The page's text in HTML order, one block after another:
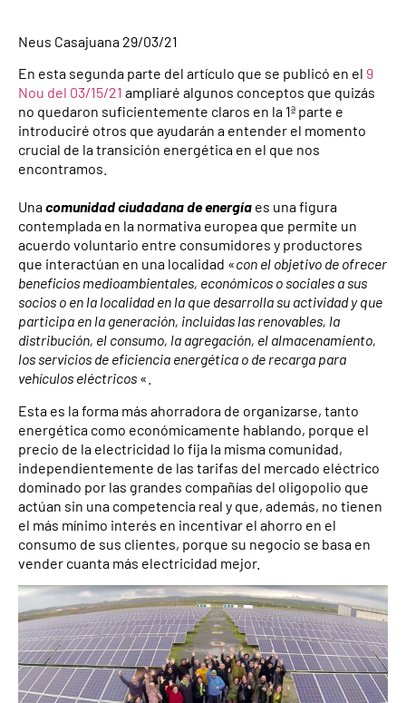
Neus Casajuana 29/03/21
En esta segunda parte del artículo que se publicó en el 9
Nou del 03/15/21 ampliaré algunos conceptos que quizás
no quedaron suficientemente claros en la 1ª parte e
introduciré otros que ayudarán a entender el momento
crucial de la transición energética en el que nos
encontramos.
Unacomunidad ciudadana de energía es una figura
contemplada en la normativa europea que permite un
acuerdo voluntario entre consumidores y productores
que interactúan en una localidad «con el objetivo de ofrecer
beneficios medioambientales, económicos o sociales a sus
socios o en la localidad en la que desarrolla su actividad y que
participa en la generación, incluidas las renovables, la
distribución, el consumo, la agregación, el almacenamiento,
los servicios de eficiencia energética o de recarga para
vehículos eléctricos «.
Esta es la forma más ahorradora de organizarse, tanto
energética como económicamente hablando, porque el
precio de la electricidad lo fija la misma comunidad,
independientemente de las tarifas del mercado eléctrico
dominado por las grandes compañías del oligopolio que
actúan sin una competencia real y que, además, no tienen
el más mínimo interés en incentivar el ahorro en el
consumo de sus clientes, porque su negocio se basa en
vender cuanta más electricidad mejor.